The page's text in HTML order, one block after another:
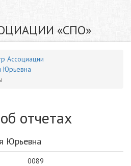
«СПО»
Ассоциации
Юрьевна
отчетах
Юрьевна
0089